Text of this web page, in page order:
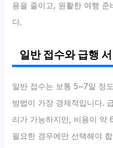
용을 줄이고, 원활한 여행 준
다.
일반 접수와 급행
일반 접수는 보통 5~7일 정
방법이 가장 경제적입니다.
리가 가능하지만, 비용이 약
필요한 경우에만 선택해야